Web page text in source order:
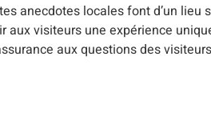
anecdotes locales font d’un lieu
visiteurs une expérience
aux questions des